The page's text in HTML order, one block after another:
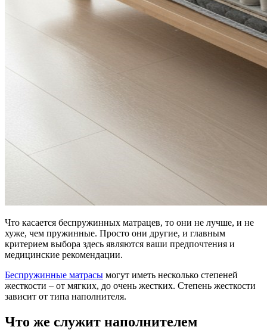
Что касается беспружинных матрацев, то они не лучше, и не
хуже, чем пружинные. Просто они другие, и главным
критерием выбора здесь являются ваши предпочтения и
медицинские рекомендации.
Беспружинные матрасы могут иметь несколько степеней
жесткости – от мягких, до очень жестких. Степень жесткости
зависит от типа наполнителя.
Что же служит наполнителем